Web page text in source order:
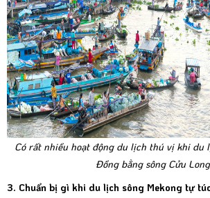
Có rất nhiều hoạt động du lịch thú vị khi du
Đồng bằng sông Cửu
3. Chuẩn bị gì khi du lịch sông Mekong tự